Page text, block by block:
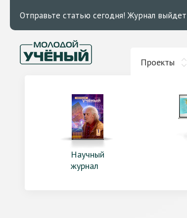
Отправьте статью сегодня! Журнал выйдет
Проекты
Научный
журнал